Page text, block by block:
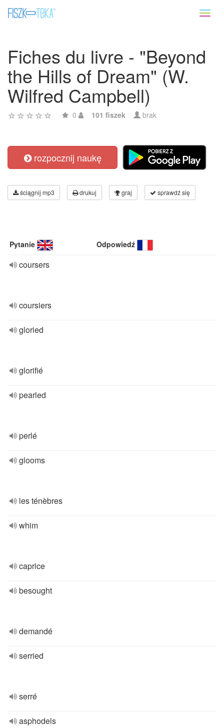
Fiches du livre - "Beyond
the Hills of Dream" (W.
Wilfred Campbell)
0 101 fiszek brak
rozpocznij naukę
ściągnij mp3 drukuj graj sprawdź się
Pytanie Odpowiedź
coursers
coursiers
gloried
glorifié
pearled
perlé
glooms
les ténèbres
whim
caprice
besought
demandé
serried
serré
asphodels